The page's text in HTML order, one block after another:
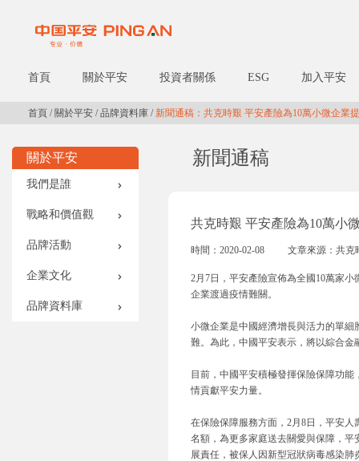
首頁 關於平安 投資者關係 ESG 加入平安
首頁 / 關於平安 / 品牌資料庫 / 新聞通稿：共克時艱 平安產險為10萬小微企業
新聞通稿
共克時艱 平安產險為10萬小
時間：2020-02-08 文章來源：共克
2月7日，平安產險宣佈為全國10萬家
企業渡過疫情難關。
小微企業是中國經濟增長與活力的單
難。為此，中國平安表示，將以綜合
目前，中國平安積極發揮保險保障功
情貢獻平安力量。
在保險保障服務方面，2月8日，平安人
名額，為更多家庭送去關愛與保障，平
展責任，被保人因新型冠狀病毒感染
關於平安
我們是誰
戰略和價值觀
品牌活動
企業文化
品牌資料庫